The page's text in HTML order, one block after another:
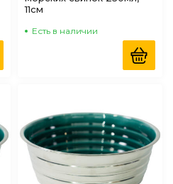
11см
Есть в наличии